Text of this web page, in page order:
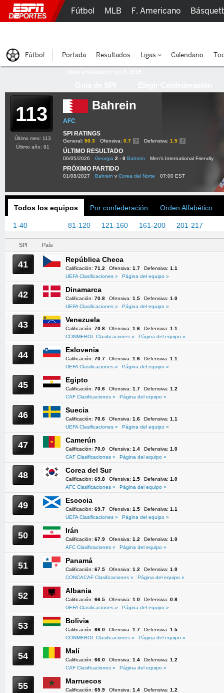
113 Bahrein
AFC
SPI RATINGS
General: 50.3 Ofensiva: 0.7 Defensiva: 1.5
ÚLTIMO RESULTADO
06/05/2026 Georgia 2 - 0 Bahrein Men's International Friendly
PRÓXIMO PARTIDO
01/08/2027 Bahrein v Corea del Norte 07:00 EST
Último mes: 113
Último año: 91
Todos los equipos Por confederación Orden Alfabético
1-40 81-120 121-160 161-200 201-217
SPI País
41 República Checa
Calificación: 71.2 Ofensiva: 1.7 Defensiva: 1.1
UEFA Clasificaciones »
Página del equipo »
42 Dinamarca
Calificación: 70.8 Ofensiva: 1.5 Defensiva: 1.0
UEFA Clasificaciones »
Página del equipo »
43 Venezuela
Calificación: 70.8 Ofensiva: 1.6 Defensiva: 1.1
CONMEBOL Clasificaciones »
Página del equipo »
44 Eslovenia
Calificación: 70.7 Ofensiva: 1.6 Defensiva: 1.1
UEFA Clasificaciones »
Página del equipo »
45 Egipto
Calificación: 70.6 Ofensiva: 1.7 Defensiva: 1.2
CAF Clasificaciones »
Página del equipo »
46 Suecia
Calificación: 70.6 Ofensiva: 1.6 Defensiva: 1.1
UEFA Clasificaciones »
Página del equipo »
47 Camerún
Calificación: 70.0 Ofensiva: 1.4 Defensiva: 1.0
CAF Clasificaciones »
Página del equipo »
48 Corea del Sur
Calificación: 69.8 Ofensiva: 1.5 Defensiva: 1.0
AFC Clasificaciones »
Página del equipo »
49 Escocia
Calificación: 69.7 Ofensiva: 1.5 Defensiva: 1.1
UEFA Clasificaciones »
Página del equipo »
50 Irán
Calificación: 67.9 Ofensiva: 1.2 Defensiva: 1.0
AFC Clasificaciones »
Página del equipo »
51 Panamá
Calificación: 67.5 Ofensiva: 1.2 Defensiva: 1.0
CONCACAF Clasificaciones »
Página del equipo »
52 Albania
Calificación: 66.5 Ofensiva: 1.0 Defensiva: 0.8
UEFA Clasificaciones »
Página del equipo »
53 Bolivia
Calificación: 66.0 Ofensiva: 1.7 Defensiva: 1.5
CONMEBOL Clasificaciones »
Página del equipo »
54 Malí
Calificación: 66.0 Ofensiva: 1.4 Defensiva: 1.2
CAF Clasificaciones »
Página del equipo »
55 Marruecos
Calificación: 65.9 Ofensiva: 1.4 Defensiva: 1.2
Fútbol MLB F. Americano
Fútbol Portada Resultados Ligas Calendario